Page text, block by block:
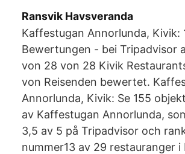
Ransvik Havsveranda
Kaffestugan Annorlunda, Kivik:
Bewertungen - bei Tripadvisor
von 28 von 28 Kivik
von Reisenden bewertet.
Annorlunda, Kivik: Se 155
av Kaffestugan Annorlunda,
3,5 av 5 på Tripadvisor och
nummer13 av 29 restauranger i